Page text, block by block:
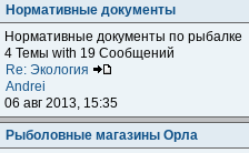
Нормативные документы
Нормативные документы по рыбалке
4 Темы with 19 Сообщений
Re: Экология
Andrei
06 авг 2013, 15:35
Рыболовные магазины Орла